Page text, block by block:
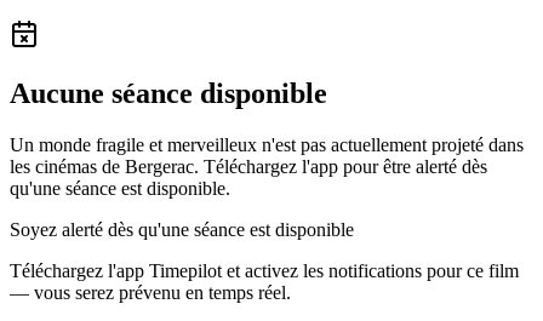
Aucune séance disponible
Un monde fragile et merveilleux n'est pas actuellement projeté dans
les cinémas de Bergerac. Téléchargez l'app pour être alerté dès
qu'une séance est disponible.
Soyez alerté dès qu'une séance est disponible
Téléchargez l'app Timepilot et activez les notifications pour ce film
— vous serez prévenu en temps réel.